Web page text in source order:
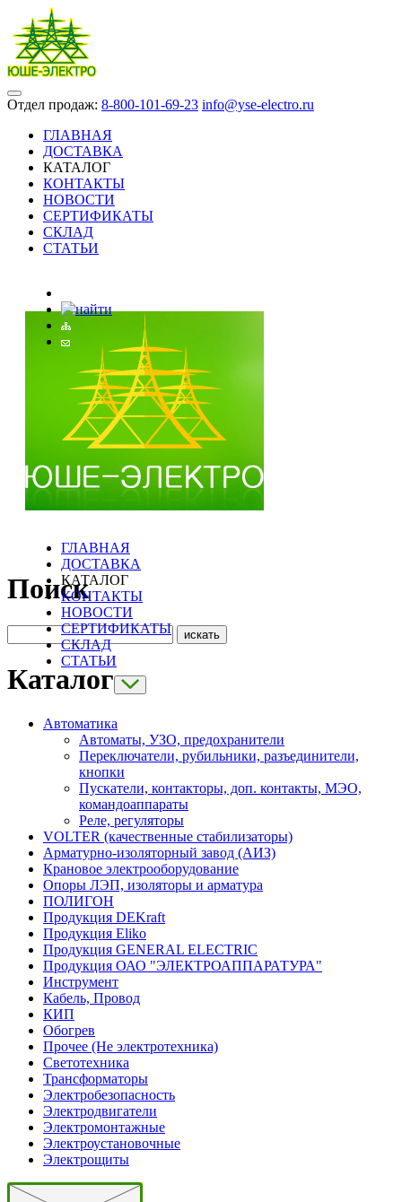
Отдел продаж: 8-800-101-69-23 info@yse-electro.ru
ГЛАВНАЯ
ДОСТАВКА
КАТАЛОГ
КОНТАКТЫ
НОВОСТИ
СЕРТИФИКАТЫ
СКЛАД
СТАТЬИ
ГЛАВНАЯ
ДОСТАВКА
КАТАЛОГ
КОНТАКТЫ
НОВОСТИ
СЕРТИФИКАТЫ
СКЛАД
СТАТЬИ
Поиск
Каталог
Автоматика
Автоматы, УЗО, предохранители
Переключатели, рубильники, разъединители,
кнопки
Пускатели, контакторы, доп. контакты, МЭО,
командоаппараты
Реле, регуляторы
VOLTER (качественные стабилизаторы)
Арматурно-изоляторный завод (АИЗ)
Крановое электрооборудование
Опоры ЛЭП, изоляторы и арматура
ПОЛИГОН
Продукция DEKraft
Продукция Eliko
Продукция GENERAL ELECTRIC
Продукция ОАО "ЭЛЕКТРОАППАРАТУРА"
Инструмент
Кабель, Провод
КИП
Обогрев
Прочее (Не электротехника)
Светотехника
Трансформаторы
Электробезопасность
Электродвигатели
Электромонтажные
Электроустановочные
Электрощиты